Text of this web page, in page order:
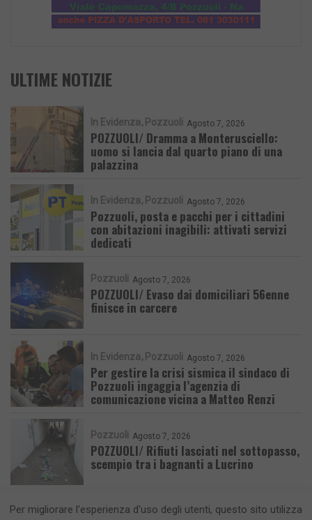
ULTIME NOTIZIE
In Evidenza Pozzuoli Agosto 7, 2026
POZZUOLI/ Dramma a Monterusciello:
uomo si lancia dal quarto piano di una
palazzina
In Evidenza Pozzuoli Agosto 7, 2026
Pozzuoli, posta e pacchi per i cittadini
con abitazioni inagibili: attivati servizi
dedicati
Pozzuoli Agosto 7, 2026
POZZUOLI/ Evaso dai domiciliari 56enne
finisce in carcere
In Evidenza Pozzuoli Agosto 7, 2026
Per gestire la crisi sismica il sindaco di
Pozzuoli ingaggia l’agenzia di
comunicazione vicina a Matteo Renzi
Pozzuoli Agosto 7, 2026
POZZUOLI/ Rifiuti lasciati nel sottopasso,
scempio tra i bagnanti a Lucrino
Per migliorare l'esperienza d'uso degli utenti, questo sito utilizza